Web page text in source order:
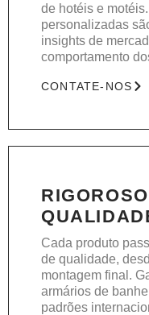
de hotéis e
personalizadas
insights de
comportamento
CONTATE-NOS
Cada produto
de qualidade,
montagem final.
armários de
padrões